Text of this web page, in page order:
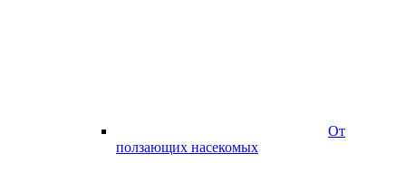
От
ползающих насекомых